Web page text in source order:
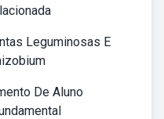
Leguminosas E
De Aluno